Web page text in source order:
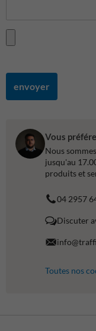
envoyer
Vous
Nous
jusqu'au
produits et
04 2957
Discuter
Toutes nos